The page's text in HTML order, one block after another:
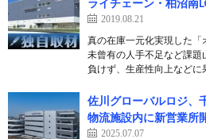
ライチェーン・柏沼南
2019.08.21
真の在庫一元化実現した
未曾有の人手不足など課
負けず、生産性向上など
佐川グローバルロジ、
物流施設内に新営業所
2025.07.07